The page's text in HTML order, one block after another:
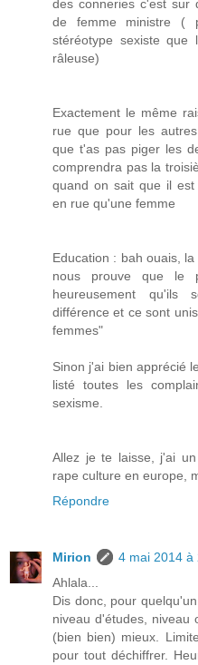
des conneries c'est sur
de femme ministre (
stéréotype sexiste que
râleuse)
Exactement le même
rue que pour les
que t'as pas piger les
comprendra pas la
quand on sait que il
en rue qu'une femme
Education : bah ouais,
nous prouve que le
heureusement qu'ils
différence et ce sont
femmes"
Sinon j'ai bien apprécié
listé toutes les
sexisme.
Allez je te laisse, j'ai
rape culture en europe,
Répondre
Mirion
4 mai 2014 à
Ahlala...
Dis donc, pour
niveau d'études, niveau
(bien bien) mieux.
pour tout déchiffrer.